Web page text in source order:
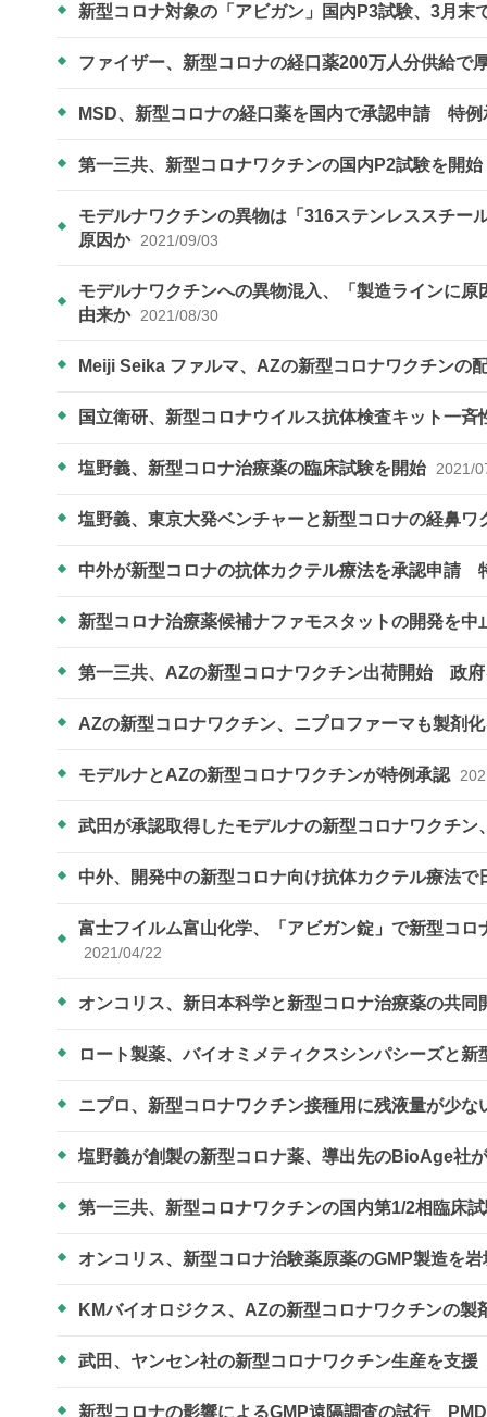
新型コロナ対象の「アビガン」国内P3試験、3月
ファイザー、新型コロナの経口薬200万人分供給で
MSD、新型コロナの経口薬を国内で承認申請 特
第一三共、新型コロナワクチンの国内P2試験を開始
モデルナワクチンの異物は「316ステンレススチ
原因か 2021/09/03
モデルナワクチンへの異物混入、「製造ラインに
由来か 2021/08/30
Meiji Seika ファルマ、AZの新型コロナワクチンの
国立衛研、新型コロナウイルス抗体検査キット一
塩野義、新型コロナ治療薬の臨床試験を開始 2021/
塩野義、東京大発ベンチャーと新型コロナの経鼻
中外が新型コロナの抗体カクテル療法を承認申請
新型コロナ治療薬候補ナファモスタットの開発を
第一三共、AZの新型コロナワクチン出荷開始 政
AZの新型コロナワクチン、ニプロファーマも製剤
モデルナとAZの新型コロナワクチンが特例承認
武田が承認取得したモデルナの新型コロナワクチ
中外、開発中の新型コロナ向け抗体カクテル療法
富士フイルム富山化学、「アビガン錠」で新型コ
2021/04/22
オンコリス、新日本科学と新型コロナ治療薬の共同
ロート製薬、バイオミメティクスシンパシーズと
ニプロ、新型コロナワクチン接種用に残液量が少
塩野義が創製の新型コロナ薬、導出先のBioAge社
第一三共、新型コロナワクチンの国内第1/2相臨床
オンコリス、新型コロナ治験薬原薬のGMP製造を
KMバイオロジクス、AZの新型コロナワクチンの製
武田、ヤンセン社の新型コロナワクチン生産を支
新型コロナの影響によるGMP遠隔調査の試行